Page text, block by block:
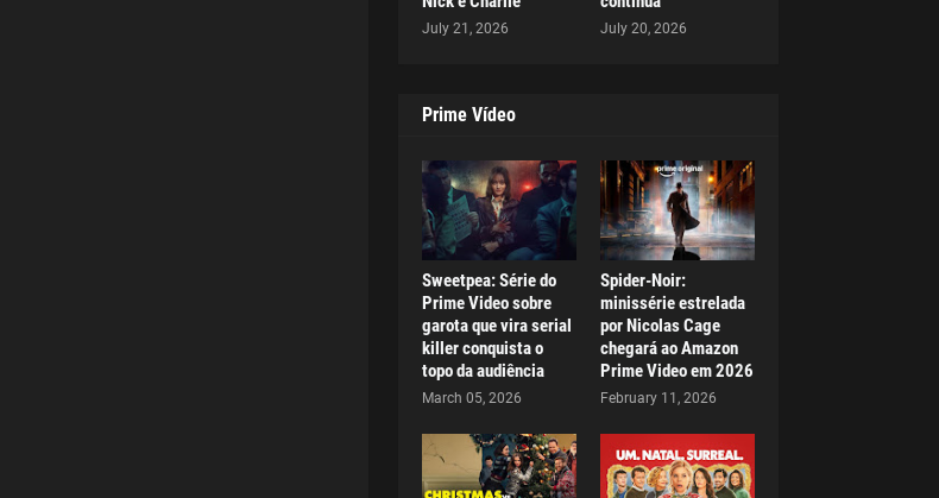
July 21, 2026 July 20, 2026
Prime Vídeo
Sweetpea: Série do
Prime Video sobre
garota que vira serial
killer conquista o
topo da audiência
March 05, 2026
Spider-Noir:
minissérie estrelada
por Nicolas Cage
chegará ao Amazon
Prime Video em 2026
February 11, 2026